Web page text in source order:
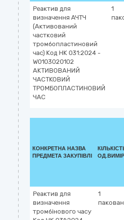
Реактив для
визначення АЧТЧ
(Активований
частковий
тромбопластиновий
час) Код НК 031:2024 -
W0103020102
АКТИВОВАНИЙ
ЧАСТКОВИЙ
ТРОМБОПЛАСТИНОВИЙ
ЧАС
1
КОНКРЕТНА НАЗВА
ПРЕДМЕТА ЗАКУПІВЛІ
Реактив для
визначення
тромбінового часу
1